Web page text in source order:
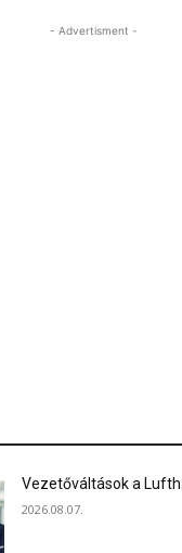
- Advertisment -
Vezetőváltások a
2026.08.07.